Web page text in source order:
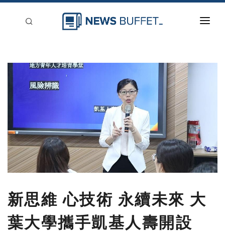
新聞稿分類
登入
新思維 心技術 永續未來 大
葉大學攜手凱基人壽開設